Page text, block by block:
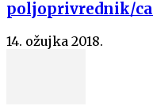
poljoprivrednik/ca
14. ožujka 2018.